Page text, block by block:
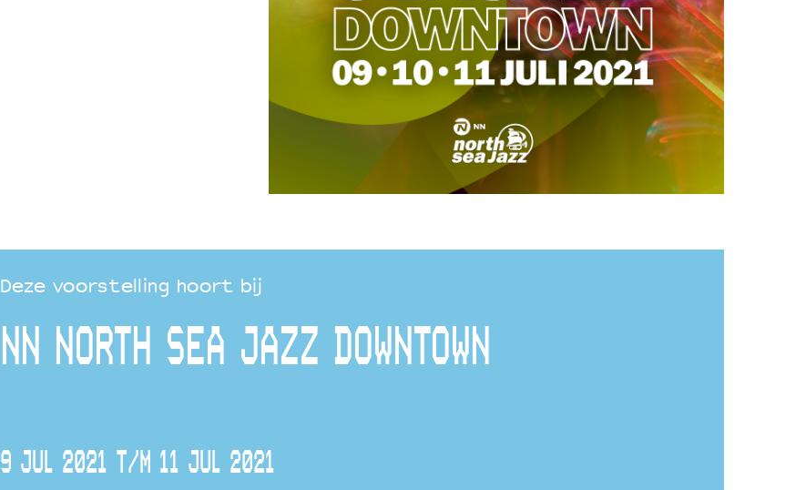
Deze voorstelling hoort bij
NN NORTH SEA JAZZ DOWNTOWN
9 JUL 2021 T/M 11 JUL 2021